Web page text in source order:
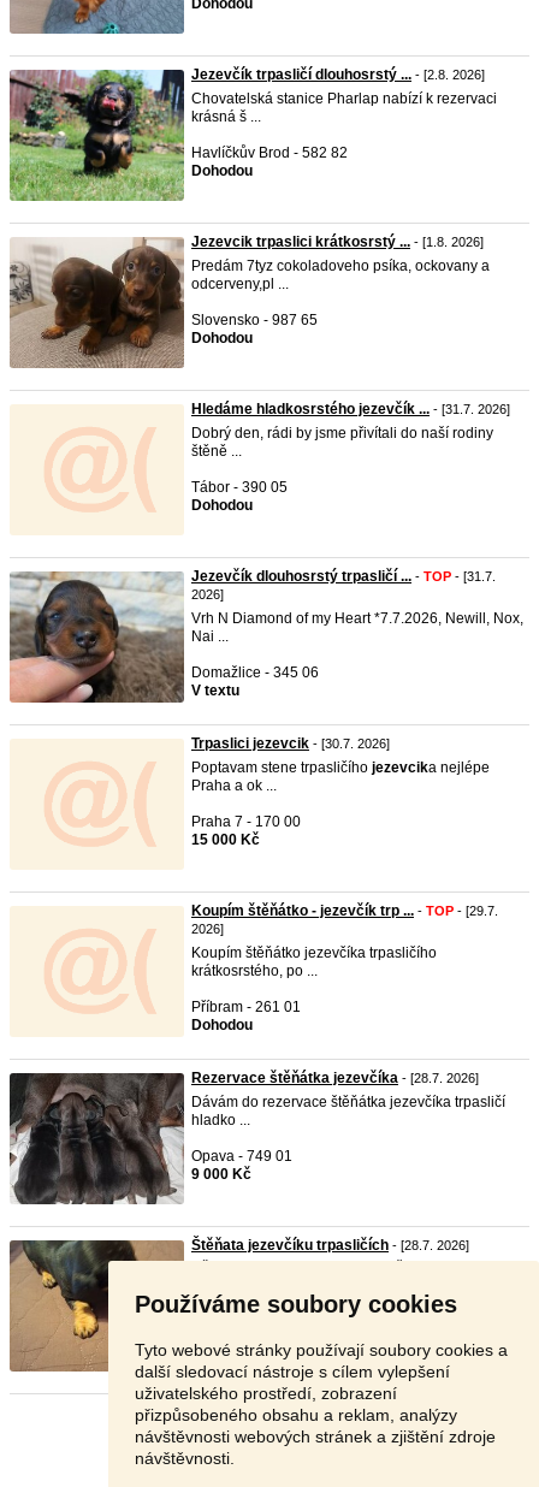
Používáme soubory cookies
Tyto webové stránky používají soubory cookies a
další sledovací nástroje s cílem vylepšení
uživatelského prostředí, zobrazení
přizpůsobeného obsahu a reklam, analýzy
návštěvnosti webových stránek a zjištění zdroje
návštěvnosti.
Dohodou
Jezevčík trpasličí dlouhosrstý ... - [2.8. 2026]
Chovatelská stanice Pharlap nabízí k rezervaci
krásná š ...
Havlíčkův Brod - 582 82
Dohodou
Jezevcik trpaslici krátkosrstý ... - [1.8. 2026]
Predám 7tyz cokoladoveho psíka, ockovany a
odcerveny,pl ...
Slovensko - 987 65
Dohodou
Hledáme hladkosrstého jezevčík ... - [31.7. 2026]
Dobrý den, rádi by jsme přivítali do naší rodiny
štěně ...
Tábor - 390 05
Dohodou
Jezevčík dlouhosrstý trpasličí ... - TOP - [31.7.
2026]
Vrh N Diamond of my Heart *7.7.2026, Newill, Nox,
Nai ...
Domažlice - 345 06
V textu
Trpaslici jezevcik - [30.7. 2026]
Poptavam stene trpasličího jezevcika nejlépe
Praha a ok ...
Praha 7 - 170 00
15 000 Kč
Koupím štěňátko - jezevčík trp ... - TOP - [29.7.
2026]
Koupím štěňátko jezevčíka trpasličího
krátkosrstého, po ...
Příbram - 261 01
Dohodou
Rezervace štěňátka jezevčíka - [28.7. 2026]
Dávám do rezervace štěňátka jezevčíka trpasličí
hladko ...
Opava - 749 01
9 000 Kč
Štěňata jezevčíku trpasličích - [28.7. 2026]
10 000 Kč
Stránka: 1 2 3 Další